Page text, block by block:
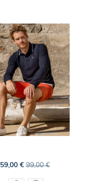
59,00 € 99,00€